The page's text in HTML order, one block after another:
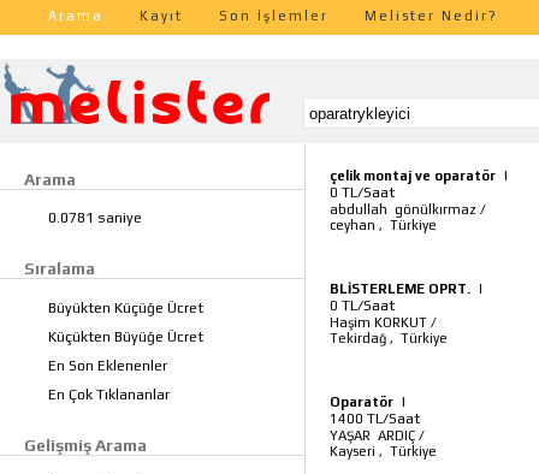
Arama Kayıt Son İşlemler Melister Nedir?
Arama
0.0781 saniye
Sıralama
Büyükten Küçüğe Ücret
Küçükten Büyüğe Ücret
En Son Eklenenler
En Çok Tıklananlar
Gelişmiş Arama
çelik montaj ve oparatör |
0 TL/Saat
abdullah gönülkırmaz /
ceyhan , Türkiye
BLİSTERLEME OPRT. |
0 TL/Saat
Haşim KORKUT /
Tekirdağ , Türkiye
Oparatör |
1400 TL/Saat
YAŞAR ARDIÇ /
Kayseri , Türkiye